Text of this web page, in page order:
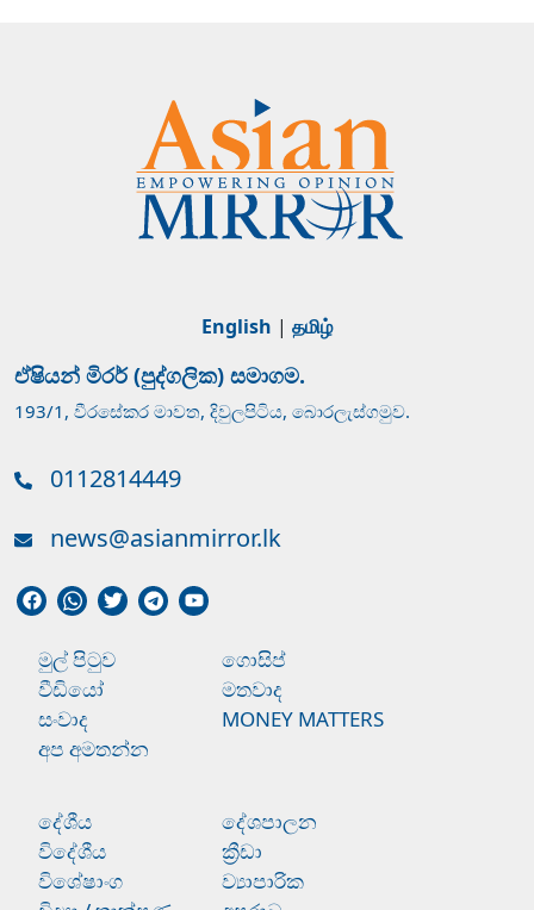
English | தமிழ்
ඒෂියන් මිරර් (පුද්ගලික) සමාගම.
193/1, වීරසේකර මාවත, දිවුලපිටිය, බොරලැස්ගමුව.
0112814449
news@asianmirror.lk
මුල් පිටුව
ගොසිප්
වීඩියෝ
මතවාද
සංවාද
MONEY MATTERS
අප අමතන්න
දේශීය
දේශපාලන
විදේශීය
ක්‍රීඩා
විශේෂාංග
ව්‍යාපාරික